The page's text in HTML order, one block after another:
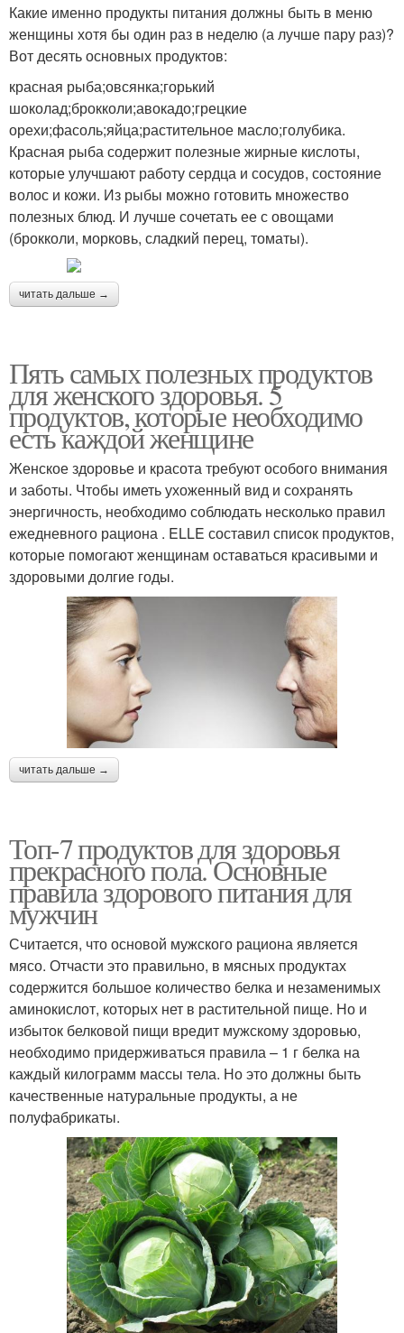
Какие именно продукты питания должны быть в меню
женщины хотя бы один раз в неделю (а лучше пару раз)?
Вот десять основных продуктов:
красная рыба;овсянка;горький
шоколад;брокколи;авокадо;грецкие
орехи;фасоль;яйца;растительное масло;голубика.
Красная рыба содержит полезные жирные кислоты,
которые улучшают работу сердца и сосудов, состояние
волос и кожи. Из рыбы можно готовить множество
полезных блюд. И лучше сочетать ее с овощами
(брокколи, морковь, сладкий перец, томаты).
читать дальше →
Пять самых полезных продуктов
для женского здоровья. 5
продуктов, которые необходимо
есть каждой женщине
Женское здоровье и красота требуют особого внимания
и заботы. Чтобы иметь ухоженный вид и сохранять
энергичность, необходимо соблюдать несколько правил
ежедневного рациона . ELLE составил список продуктов,
которые помогают женщинам оставаться красивыми и
здоровыми долгие годы.
читать дальше →
Топ-7 продуктов для здоровья
прекрасного пола. Основные
правила здорового питания для
мужчин
Считается, что основой мужского рациона является
мясо. Отчасти это правильно, в мясных продуктах
содержится большое количество белка и незаменимых
аминокислот, которых нет в растительной пище. Но и
избыток белковой пищи вредит мужскому здоровью,
необходимо придерживаться правила – 1 г белка на
каждый килограмм массы тела. Но это должны быть
качественные натуральные продукты, а не
полуфабрикаты.